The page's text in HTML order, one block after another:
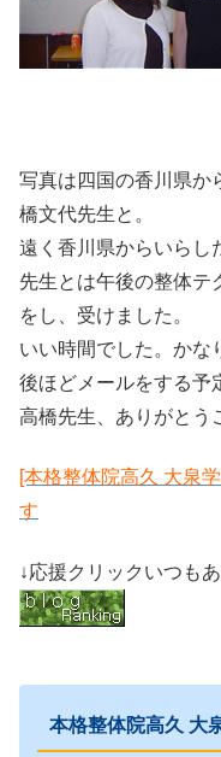
写真は四国の香川県か
橋文代先生と。
遠く香川県からいらし
先生とは午後の整体テ
をし、受けました。
いい時間でした。かな
後ほどメールをする予
高橋先生、ありがとう
[本格整体院高久 大泉
す
↓応援クリックいつも
本格整体院高久 大